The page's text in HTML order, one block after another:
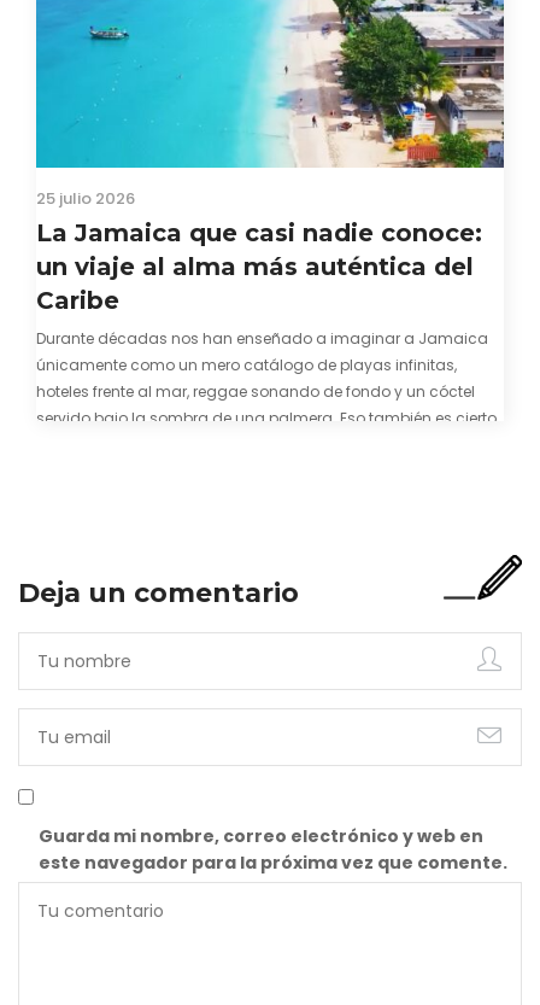
25 julio 2026
La Jamaica que casi nadie conoce:
un viaje al alma más auténtica del
Caribe
Durante décadas nos han enseñado a imaginar a Jamaica
únicamente como un mero catálogo de playas infinitas,
hoteles frente al mar, reggae sonando de fondo y un cóctel
servido bajo la sombra de una palmera. Eso también es cierto.
Deja un comentario
Guarda mi nombre, correo electrónico y web en
este navegador para la próxima vez que comente.